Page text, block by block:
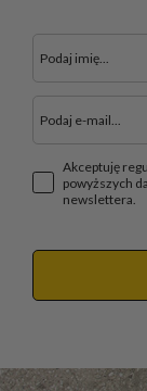
Akceptuję
powyższych
newslettera.